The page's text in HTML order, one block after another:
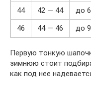
44
42 — 44
до 6
46
44 — 46 до 9
Первую тонкую
зимнюю стоит
как под нее